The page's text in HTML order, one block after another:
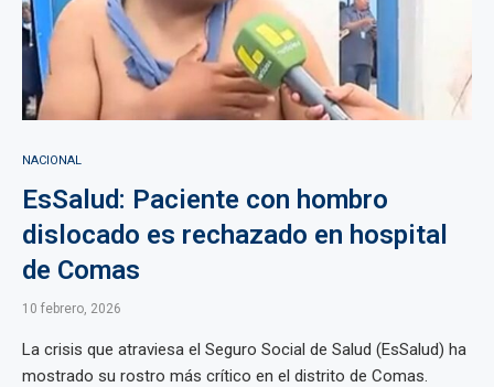
NACIONAL
EsSalud: Paciente con hombro
dislocado es rechazado en hospital
de Comas
10 febrero, 2026
La crisis que atraviesa el Seguro Social de Salud (EsSalud) ha
mostrado su rostro más crítico en el distrito de Comas.